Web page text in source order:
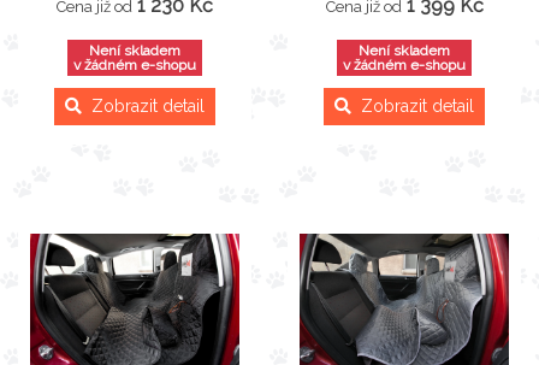
Cena již od 1 230 Kč
Není skladem
v žádném e-shopu
Zobrazit detail
Cena již od 1 399 Kč
Není skladem
v žádném e-shopu
Zobrazit detail